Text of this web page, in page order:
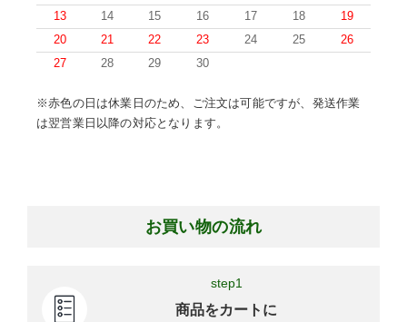
13
14 15 16 17 18
19
20
21 22 23 24 25
26
27
28 29 30
※赤色の日は休業日のため、ご注文は可能ですが、発送作業
は翌営業日以降の対応となります。
お買い物の流れ
step1
商品をカートに